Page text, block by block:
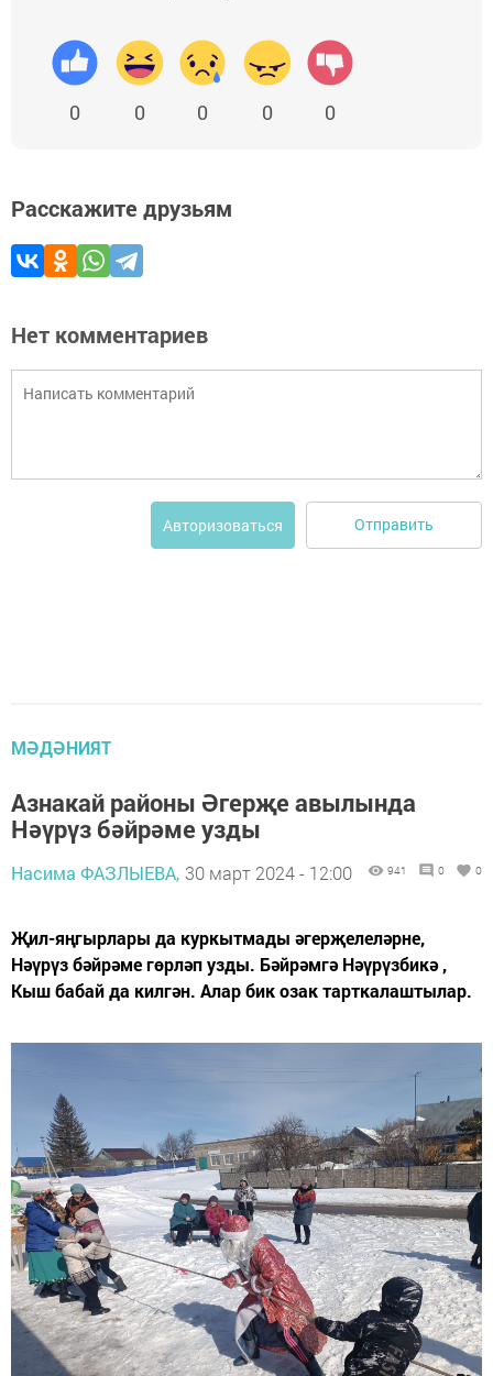
0 0 0 0 0
Расскажите друзьям
Нет комментариев
Авторизоваться Отправить
МӘДӘНИЯТ
Азнакай районы Әгерҗе авылында
Нәүрүз бәйрәме узды
Насима ФАЗЛЫЕВА, 30 март 2024 - 12:00 941 0 0
Җил-яңгырлары да куркытмады әгерҗелеләрне,
Нәүрүз бәйрәме гөрләп узды. Бәйрәмгә Нәүрүзбикә ,
Кыш бабай да килгән. Алар бик озак тарткалаштылар.